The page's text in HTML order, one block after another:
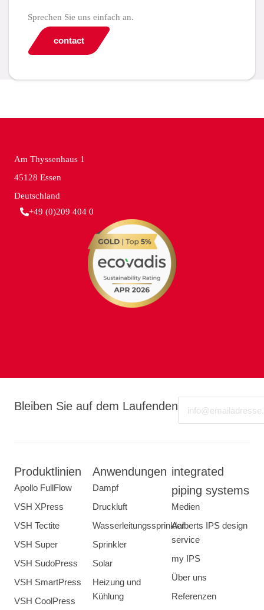
Sprechen Sie uns einfach an.
contact
Bleiben Sie auf dem Laufenden
Produktlinien
Apollo FullFlow
VSH XPress
VSH Tectite
VSH Super
VSH SudoPress
VSH SmartPress
VSH CoolPress
Anwendungen
Dampf
Druckluft
Wasserleitungssprinkler
Sprinkler
Solar
Heizung und
Kühlung
integrated
piping systems
Medien
Aalberts IPS design
service
my IPS
Über uns
Referenzen
Am Thyssenhaus 1
45128 Essen
Deutschland
+49 (0)209 404 0